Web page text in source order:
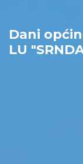
Dani
LU